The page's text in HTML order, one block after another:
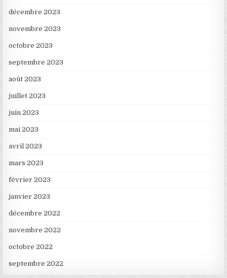
décembre 2023
novembre 2023
octobre 2023
septembre 2023
août 2023
juillet 2023
juin 2023
mai 2023
avril 2023
mars 2023
février 2023
janvier 2023
décembre 2022
novembre 2022
octobre 2022
septembre 2022